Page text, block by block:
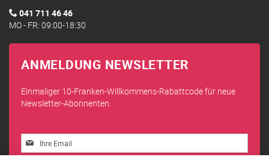
041 711 46 46
MO - FR: 09:00-18:30
ANMELDUNG NEWSLETTER
Einmaliger 10-Franken-Willkommens-Rabattcode für neue
Newsletter-Abonnenten.
Melden
Sie